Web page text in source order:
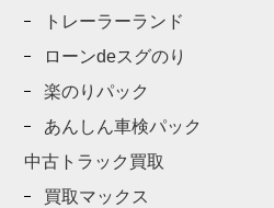
トレーラーランド
ローンdeスグのり
楽のりパック
あんしん車検パック
中古トラック買取
買取マックス